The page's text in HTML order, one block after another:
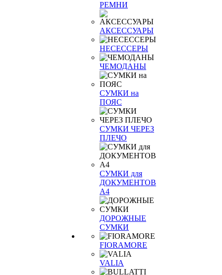
РЕМНИ
АКСЕССУАРЫ
НЕСЕССЕРЫ
ЧЕМОДАНЫ
СУМКИ на
ПОЯС
СУМКИ ЧЕРЕЗ
ПЛЕЧО
СУМКИ для
ДОКУМЕНТОВ
А4
ДОРОЖНЫЕ
СУМКИ
FIORAMORE
VALIA